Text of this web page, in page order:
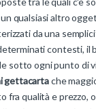
qualsiasi altro
da una
contesti, il
sotto ogni punto di
gettacartache
fra qualità e prezzo,